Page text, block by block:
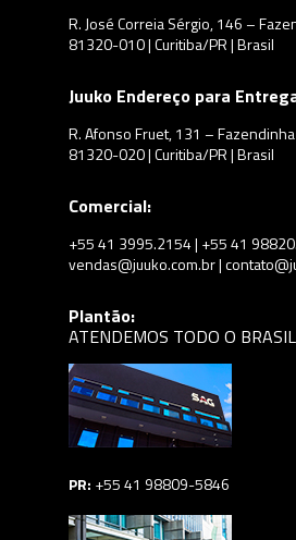
R. José Correia Sérgio, 146 –
81320-010 | Curitiba/PR | Brasil
Juuko Endereço para
R. Afonso Fruet, 131 – Fazendinha
81320-020 | Curitiba/PR | Brasil
Comercial:
+55 41 3995.2154 | +55 41
vendas@juuko.com.br |
Plantão:
ATENDEMOS TODO O
PR: +55 41 98809-5846